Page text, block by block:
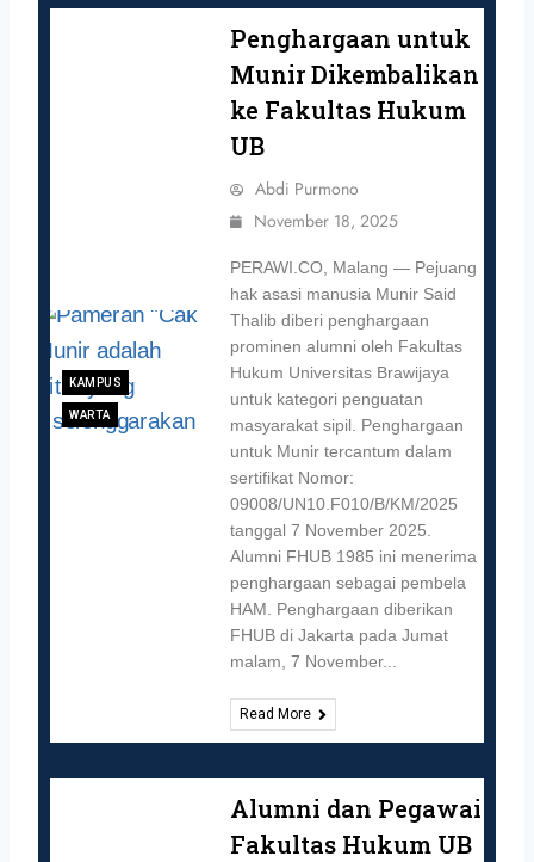
KAMPUS
WARTA
Penghargaan untuk
Munir Dikembalikan
ke Fakultas Hukum
UB
Abdi Purmono
November 18, 2025
PERAWI.CO, Malang — Pejuang
hak asasi manusia Munir Said
Thalib diberi penghargaan
prominen alumni oleh Fakultas
Hukum Universitas Brawijaya
untuk kategori penguatan
masyarakat sipil. Penghargaan
untuk Munir tercantum dalam
sertifikat Nomor:
09008/UN10.F010/B/KM/2025
tanggal 7 November 2025.
Alumni FHUB 1985 ini menerima
penghargaan sebagai pembela
HAM. Penghargaan diberikan
FHUB di Jakarta pada Jumat
malam, 7 November...
Read More
Alumni dan Pegawai
Fakultas Hukum UB